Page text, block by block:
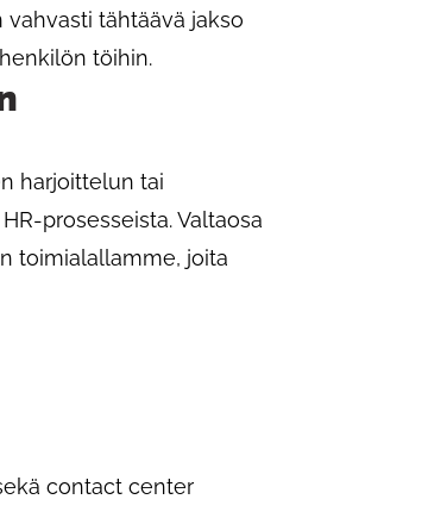
tähtäävä jakso
töihin.
harjoittelun tai
prosesseista. Valtaosa
toimialallamme, joita
contact center